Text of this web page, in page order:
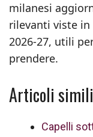
milanesi
rilevanti viste in
2026‑27, utili
prendere.
Articoli simili
Capelli